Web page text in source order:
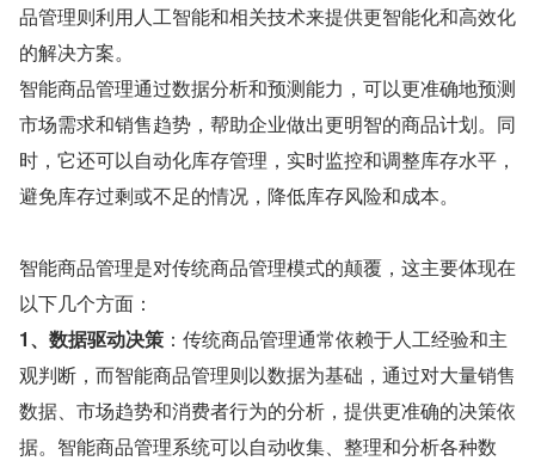
品管理则利用人工智能和相关技术来提供更智能化和高效化
的解决方案。
智能商品管理通过数据分析和预测能力，可以更准确地预测
市场需求和销售趋势，帮助企业做出更明智的商品计划。同
时，它还可以自动化库存管理，实时监控和调整库存水平，
避免库存过剩或不足的情况，降低库存风险和成本。
智能商品管理是对传统商品管理模式的颠覆，这主要体现在
以下几个方面：
1、数据驱动决策 ：传统商品管理通常依赖于人工经验和主
观判断，而智能商品管理则以数据为基础，通过对大量销售
数据、市场趋势和消费者行为的分析，提供更准确的决策依
据。智能商品管理系统可以自动收集、整理和分析各种数